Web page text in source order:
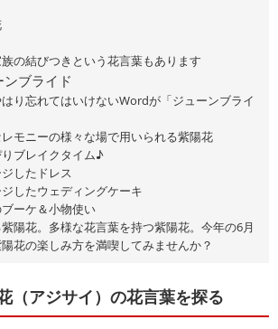
の結びつきという花言葉もあります
ブライド
り忘れてはいけないWordが「ジューンブライ
モニーの様々な場で用いられる紫陽花
ブレイクタイム♪
したドレス
したウェディングケーキ
ーケ＆小物使い
陽花。多様な花言葉を持つ紫陽花。今年の6月
花の楽しみ方を満喫してみませんか？
（アジサイ）の花言葉を探る